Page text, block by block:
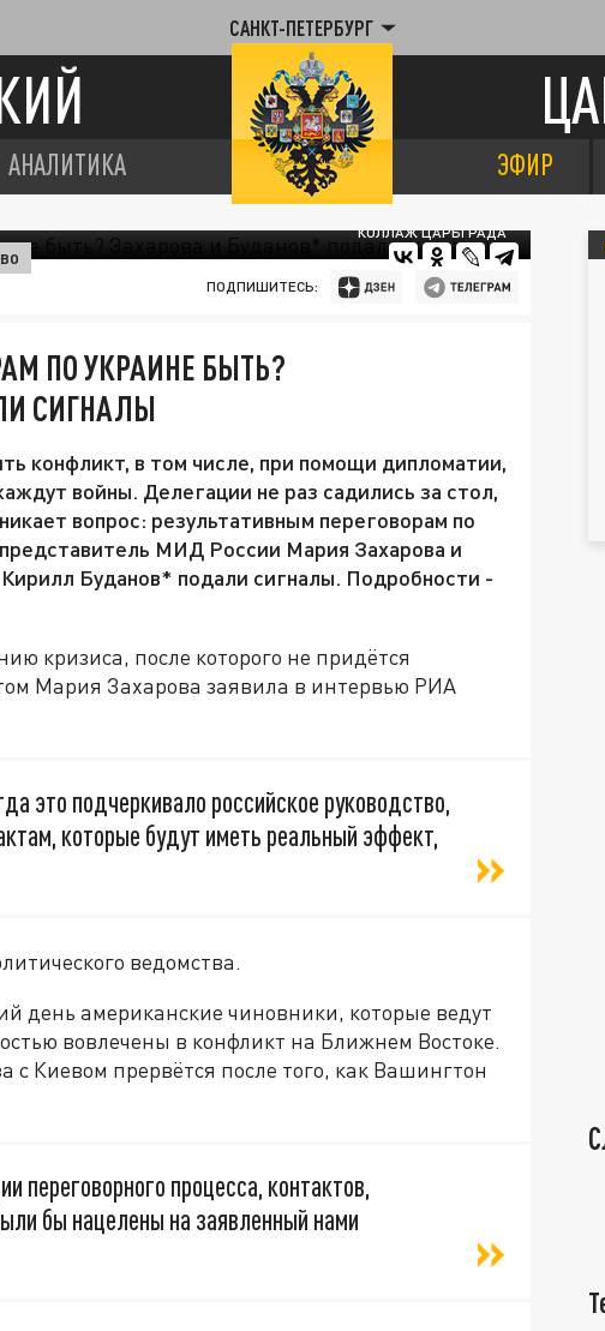
САНКТ-ПЕТЕРБУРГ
АНАЛИТИКА ЭФИР
КОЛЛАЖ ЦАРЬГРАДА
ПОДПИШИТЕСЬ:
ПО УКРАИНЕ БЫТЬ?
СИГНАЛЫ
конфликт, в том числе, при помощи дипломатии,
войны. Делегации не раз садились за стол,
вопрос: результативным переговорам по
МИД России Мария Захарова и
Буданов* подали сигналы. Подробности -
кризиса, после которого не придётся
Мария Захарова заявила в интервью РИА
это подчеркивало российское руководство,
которые будут иметь реальный эффект,
ведомства.
день американские чиновники, которые ведут
вовлечены в конфликт на Ближнем Востоке.
с Киевом прервётся после того, как Вашингтон
переговорного процесса, контактов,
бы нацелены на заявленный нами